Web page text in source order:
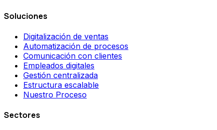
Soluciones
Digitalización de ventas
Automatización de procesos
Comunicación con clientes
Empleados digitales
Gestión centralizada
Estructura escalable
Nuestro Proceso
Sectores